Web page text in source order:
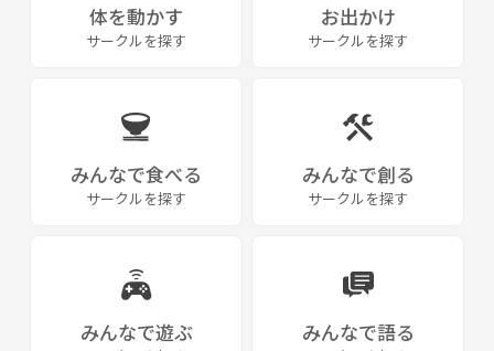
体を動かす
サークルを探す
お出かけ
サークルを探す
みんなで食べる
サークルを探す
みんなで創る
サークルを探す
みんなで遊ぶ みんなで語る